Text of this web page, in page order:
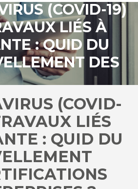
(COVID-19)
LIÉS À
: QUID DU
DES
DES
?
(COVID-
LIÉS
: QUID DU